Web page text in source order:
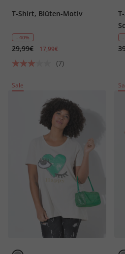
T-Shirt, Blüten-Motiv
- 40%
29,99€ 17,99€
(7)
Sale